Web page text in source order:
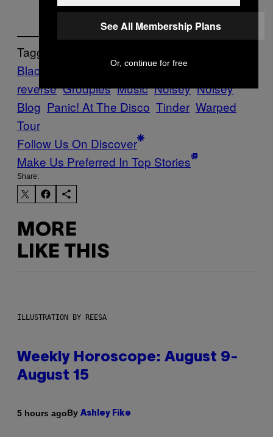
Tagged:
Black Veil Brides
every time i die
reverse Groupies Music Noisey Noisey
Blog Panic! At The Disco Tinder Warped
Tour
Follow Us On Discover
Make Us Preferred In Top Stories
Share:
MORE
LIKE THIS
ILLUSTRATION BY REESA
Weekly Horoscope: August 9-
August 15
5 hours agoBy Ashley Fike
See All Membership Plans
Or, continue for free